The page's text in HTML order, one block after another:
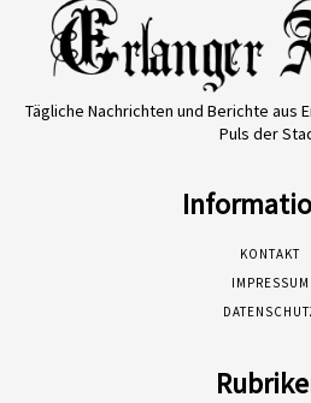
Tägliche Nachrichten und Berichte aus
Puls der
KONTAKT
IMPRESSUM